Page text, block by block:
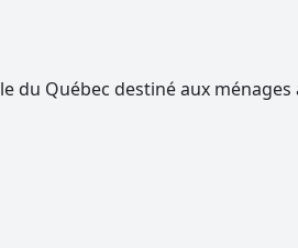
Québec destiné aux ménages